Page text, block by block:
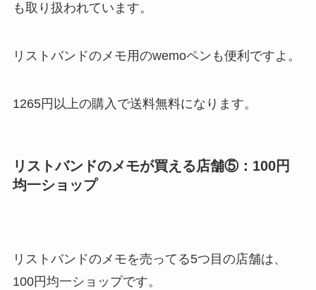
も取り扱われています。
リストバンドのメモ用のwemoペンも便利ですよ。
1265円以上の購入で送料無料になります。
リストバンドのメモが買える店舗⑤：100円
均一ショップ
リストバンドのメモを売ってる5つ目の店舗は、
100円均一ショップです。